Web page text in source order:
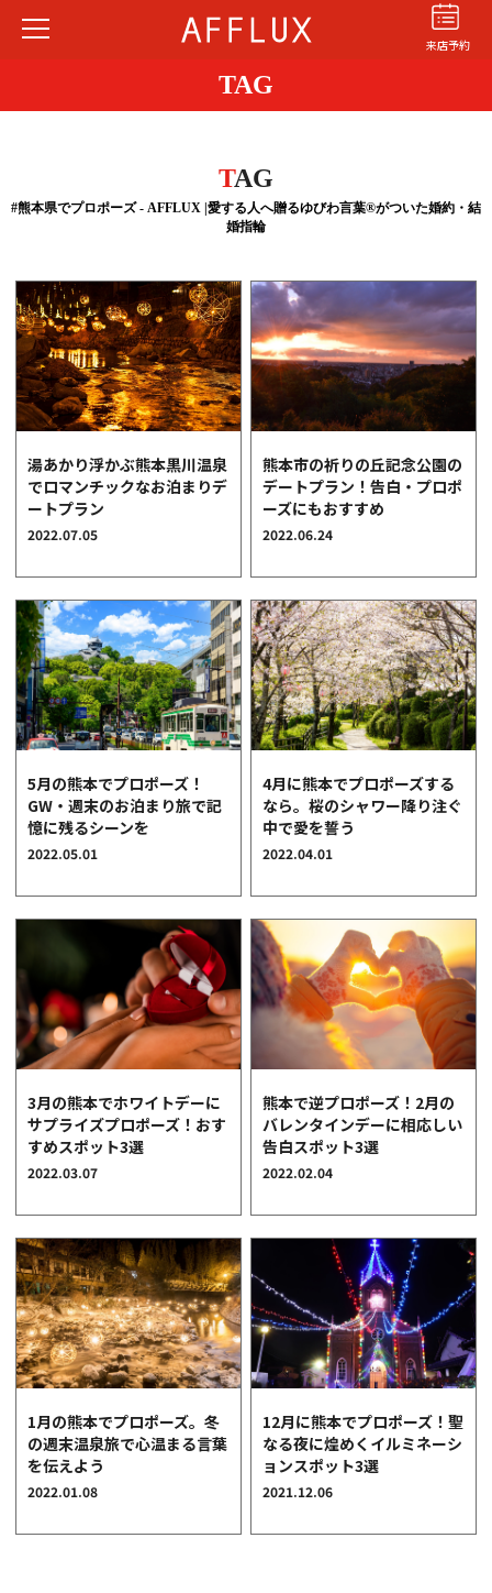
来店予約
商品カテゴリ
ショップ
AFFLUXについて
AFFLUXの永久保証®
無限大のオーダーメイド
ゆびわ言葉®
クオリティ
AFFLUXダイヤモンド
サービス
お役立ち記事
フェア・ニュース
ブログ・お客様の声
カタログ請求
06-7777-7370
受付時間 11:00〜19:00/火曜日定休
会社概要 |
お問い合わせ|プライバシーポリシー
TAG
TAG
#熊本県でプロポーズ - AFFLUX |愛する人へ贈るゆびわ言葉®がついた婚約・結
婚指輪
湯あかり浮かぶ熊本黒川温泉
でロマンチックなお泊まりデ
ートプラン
2022.07.05
熊本市の祈りの丘記念公園の
デートプラン！告白・プロポ
ーズにもおすすめ
2022.06.24
5月の熊本でプロポーズ！
GW・週末のお泊まり旅で記
憶に残るシーンを
2022.05.01
4月に熊本でプロポーズする
なら。桜のシャワー降り注ぐ
中で愛を誓う
2022.04.01
3月の熊本でホワイトデーに
サプライズプロポーズ！おす
すめスポット3選
2022.03.07
熊本で逆プロポーズ！2月の
バレンタインデーに相応しい
告白スポット3選
2022.02.04
1月の熊本でプロポーズ。冬
の週末温泉旅で心温まる言葉
を伝えよう
2022.01.08
12月に熊本でプロポーズ！聖
なる夜に煌めくイルミネーシ
ョンスポット3選
2021.12.06